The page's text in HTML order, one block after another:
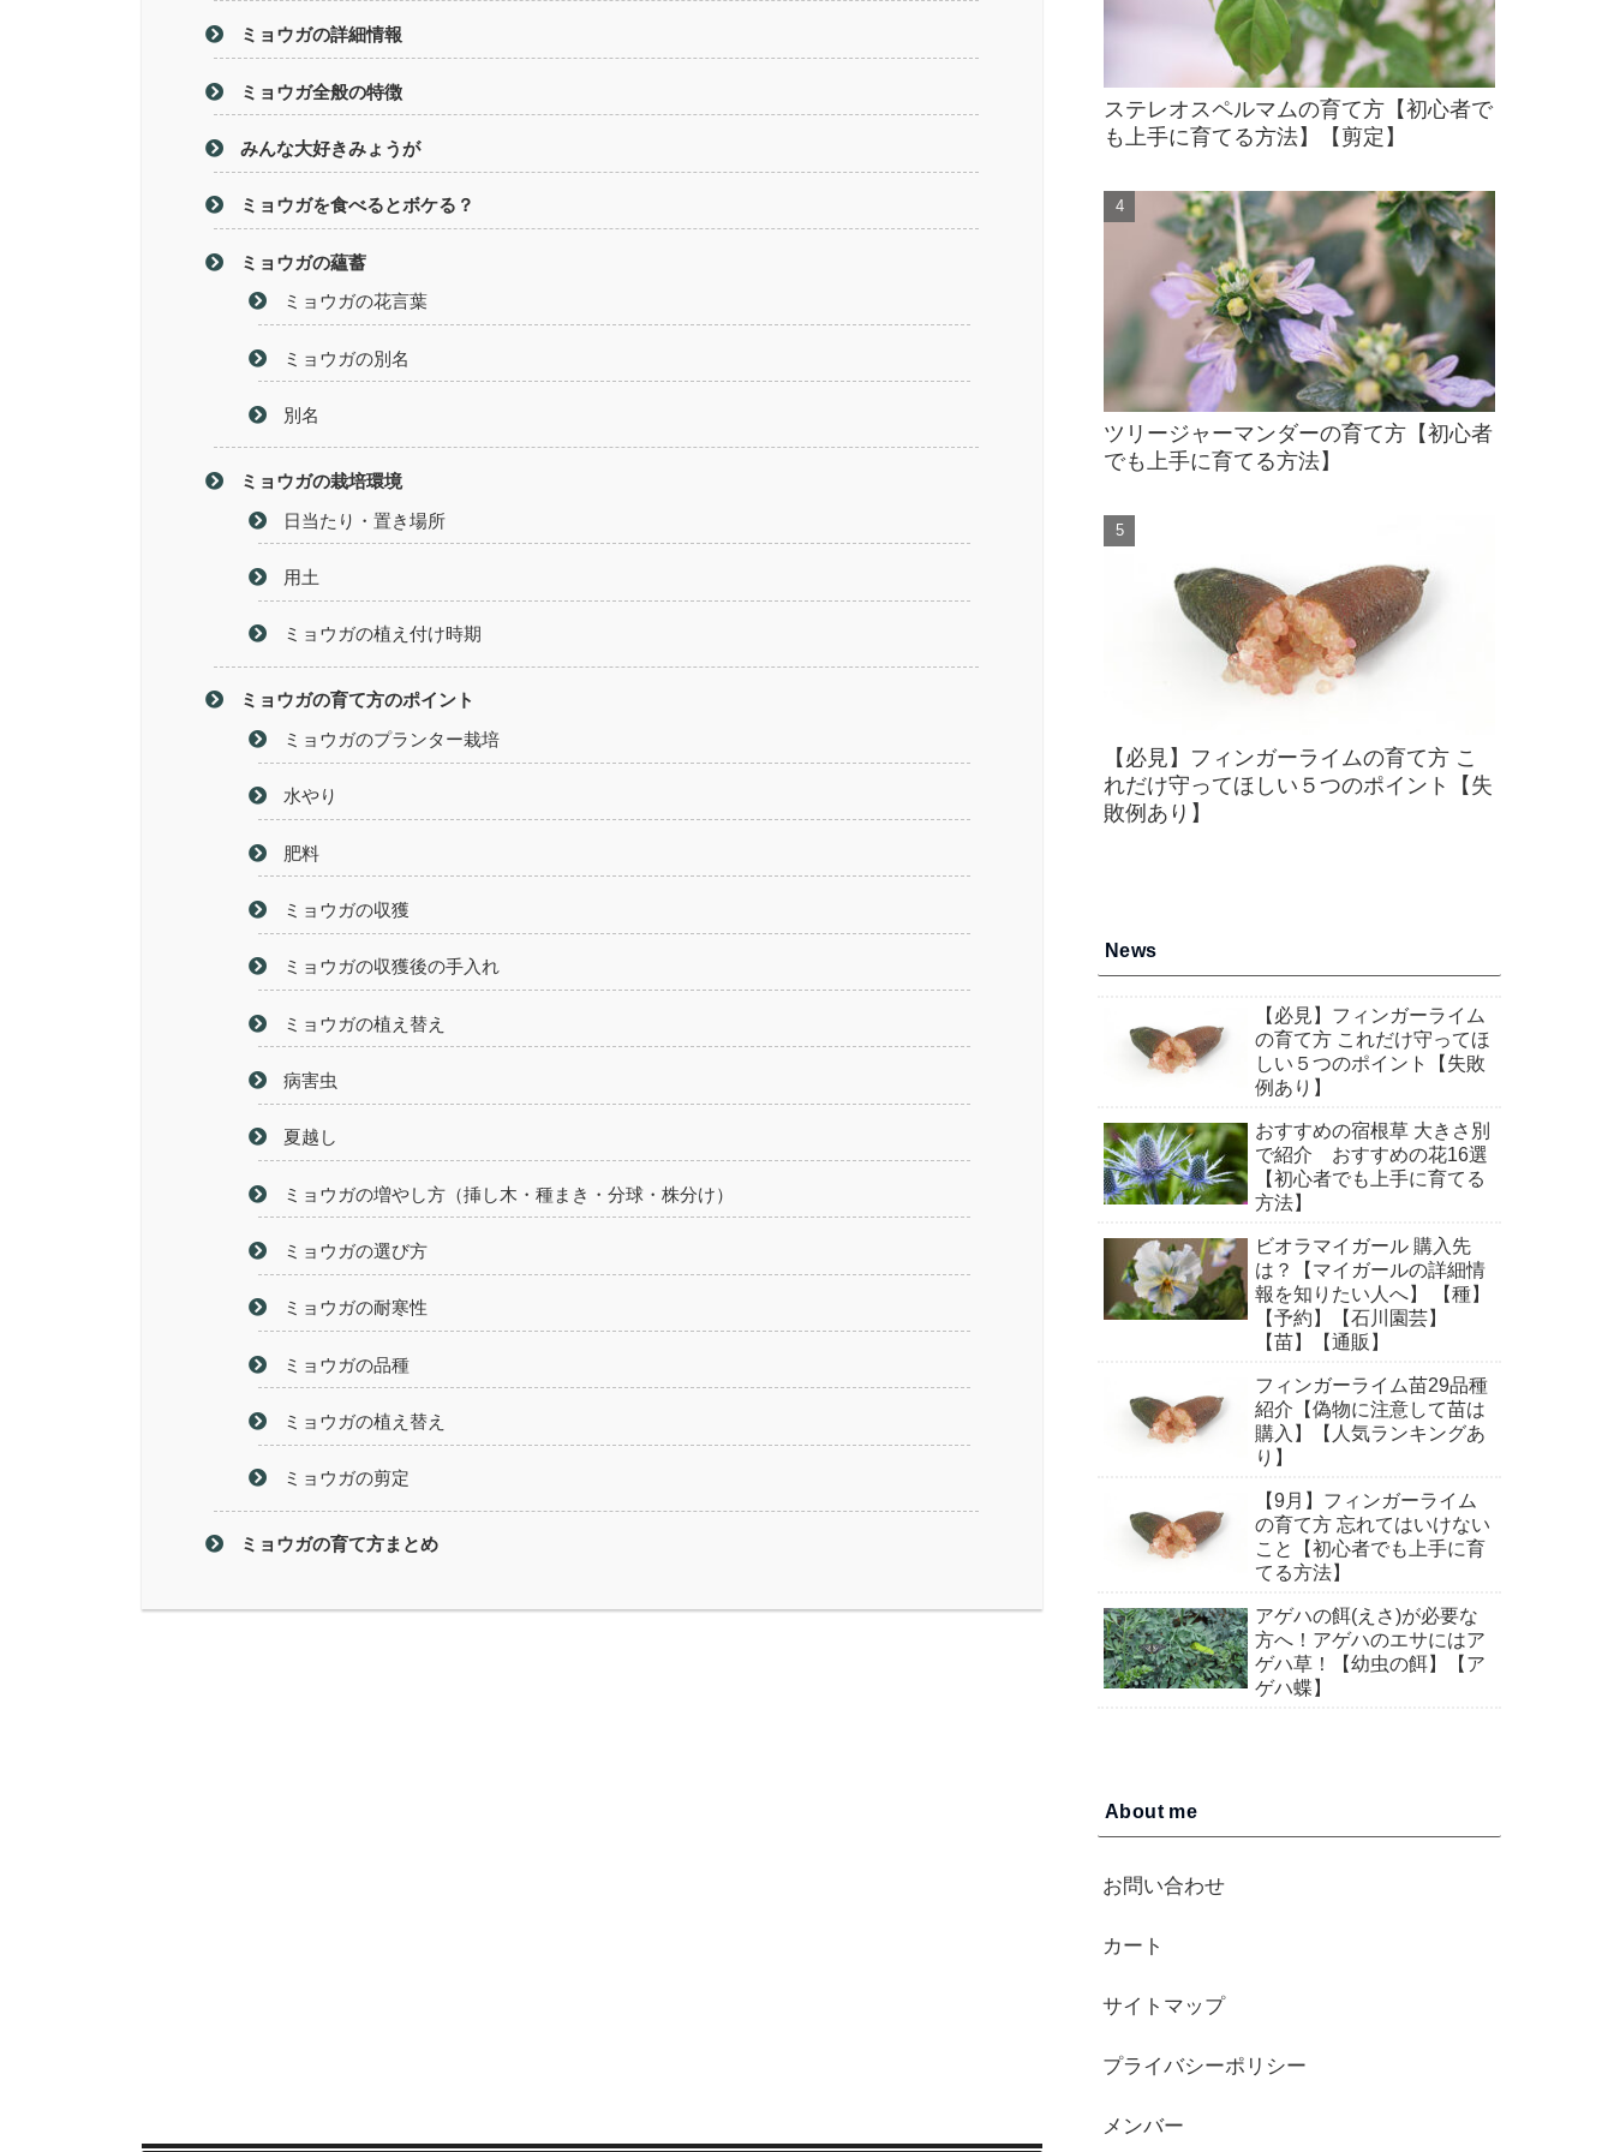
ミョウガの詳細情報
ミョウガ全般の特徴
みんな大好きみょうが
ミョウガを食べるとボケる？
ミョウガの蘊蓄
ミョウガの花言葉
ミョウガの別名
別名
ミョウガの栽培環境
日当たり・置き場所
用土
ミョウガの植え付け時期
ミョウガの育て方のポイント
ミョウガのプランター栽培
水やり
肥料
ミョウガの収獲
ミョウガの収獲後の手入れ
ミョウガの植え替え
病害虫
夏越し
ミョウガの増やし方（挿し木・種まき・分球・株分け）
ミョウガの選び方
ミョウガの耐寒性
ミョウガの品種
ミョウガの植え替え
ミョウガの剪定
ミョウガの育て方まとめ
ステレオスペルマムの育て方【初心者で
も上手に育てる方法】【剪定】
ツリージャーマンダーの育て方【初心者
でも上手に育てる方法】
【必見】フィンガーライムの育て方 こ
れだけ守ってほしい５つのポイント【失
敗例あり】
News
【必見】フィンガーライム
の育て方 これだけ守ってほ
しい５つのポイント【失敗
例あり】
おすすめの宿根草 大きさ別
で紹介 おすすめの花16選
【初心者でも上手に育てる
方法】
ビオラマイガール 購入先
は？【マイガールの詳細情
報を知りたい人へ】 【種】
【予約】【石川園芸】
【苗】【通販】
フィンガーライム苗29品種
紹介【偽物に注意して苗は
購入】【人気ランキングあ
り】
【9月】フィンガーライム
の育て方 忘れてはいけない
こと【初心者でも上手に育
てる方法】
アゲハの餌(えさ)が必要な
方へ！アゲハのエサにはア
ゲハ草！【幼虫の餌】【ア
ゲハ蝶】
About me
お問い合わせ
カート
サイトマップ
プライバシーポリシー
メンバー